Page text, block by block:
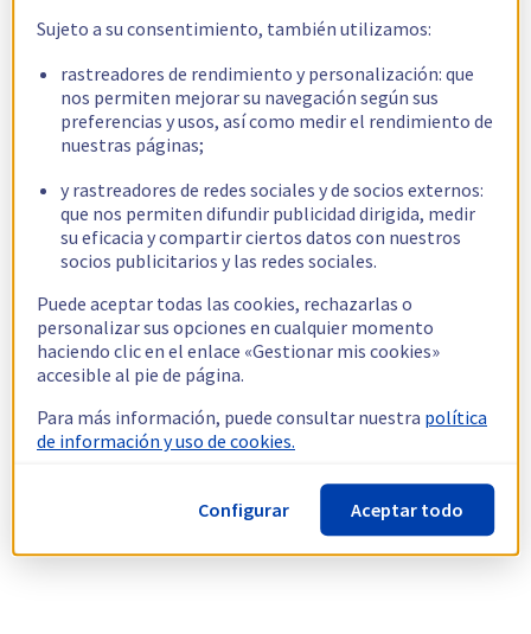
Sujeto a su consentimiento, también utilizamos:
rastreadores de rendimiento y personalización: que
nos permiten mejorar su navegación según sus
preferencias y usos, así como medir el rendimiento de
nuestras páginas;
y rastreadores de redes sociales y de socios externos:
que nos permiten difundir publicidad dirigida, medir
su eficacia y compartir ciertos datos con nuestros
socios publicitarios y las redes sociales.
Puede aceptar todas las cookies, rechazarlas o
personalizar sus opciones en cualquier momento
haciendo clic en el enlace «Gestionar mis cookies»
accesible al pie de página.
Para más información, puede consultar nuestra política
de información y uso de cookies.
Configurar Aceptar todo